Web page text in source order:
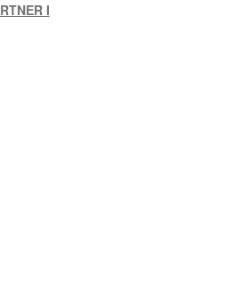
I